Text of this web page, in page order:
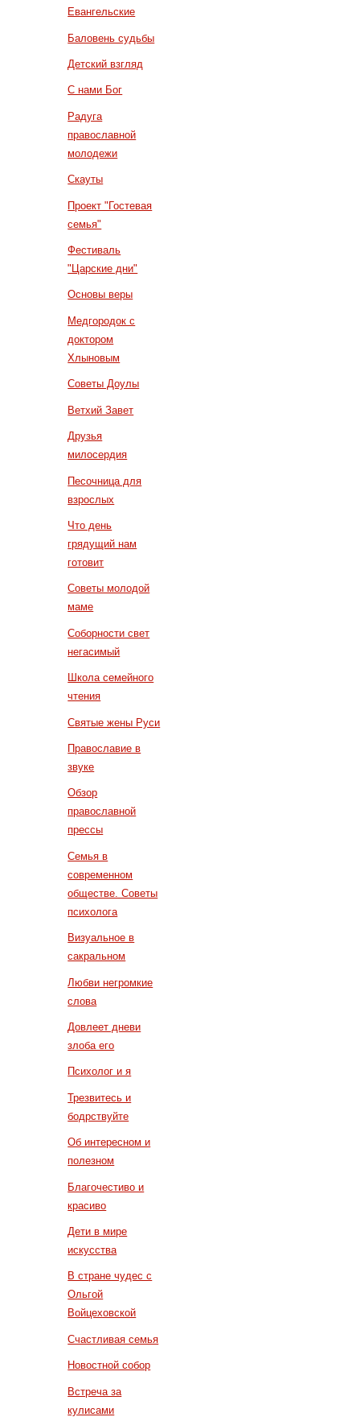
Евангельские
Баловень судьбы
Детский взгляд
С нами Бог
Радуга
православной
молодежи
Скауты
Проект "Гостевая
семья"
Фестиваль
"Царские дни"
Основы веры
Медгородок с
доктором
Хлыновым
Советы Доулы
Ветхий Завет
Друзья
милосердия
Песочница для
взрослых
Что день
грядущий нам
готовит
Советы молодой
маме
Соборности свет
негасимый
Школа семейного
чтения
Святые жены Руси
Православие в
звуке
Обзор
православной
прессы
Семья в
современном
обществе. Советы
психолога
Визуальное в
сакральном
Любви негромкие
слова
Довлеет дневи
злоба его
Психолог и я
Трезвитесь и
бодрствуйте
Об интересном и
полезном
Благочестиво и
красиво
Дети в мире
искусства
В стране чудес с
Ольгой
Войцеховской
Счастливая семья
Новостной собор
Встреча за
кулисами